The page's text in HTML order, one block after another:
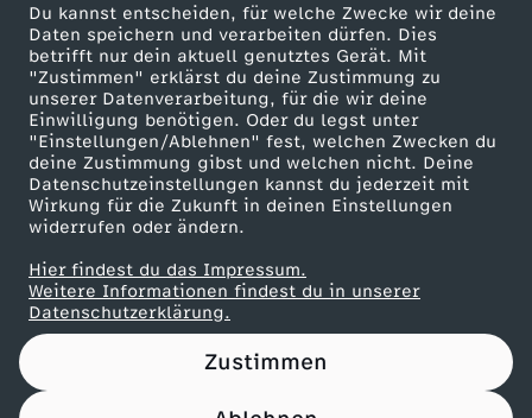
Du kannst entscheiden, für welche Zwecke wir deine
Daten speichern und verarbeiten dürfen. Dies
betrifft nur dein aktuell genutztes Gerät. Mit
"Zustimmen" erklärst du deine Zustimmung zu
unserer Datenverarbeitung, für die wir deine
Einwilligung benötigen. Oder du legst unter
"Einstellungen/Ablehnen" fest, welchen Zwecken du
deine Zustimmung gibst und welchen nicht. Deine
Datenschutzeinstellungen kannst du jederzeit mit
Wirkung für die Zukunft in deinen Einstellungen
widerrufen oder ändern.
Hier findest du das Impressum.
Weitere Informationen findest du in unserer
Datenschutzerklärung.
Zustimmen
A
B
B
R
E
C
ZDF goes Schule
Werbefernsehen
Mainzelmännchen
Partner